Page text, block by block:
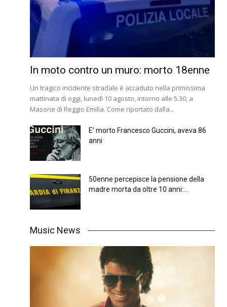
In moto contro un muro: morto 18enne
Un tragico incidente stradale è accaduto nella primissima
mattinata di oggi, lunedì 10 agosto, intorno alle 5.30, a
Masone di Reggio Emilia. Come riportato dalla...
E’ morto Francesco Guccini, aveva 86
anni
50enne percepisce la pensione della
madre morta da oltre 10 anni:...
Music News